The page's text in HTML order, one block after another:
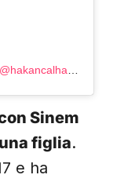
Sinem
una figlia.
e ha